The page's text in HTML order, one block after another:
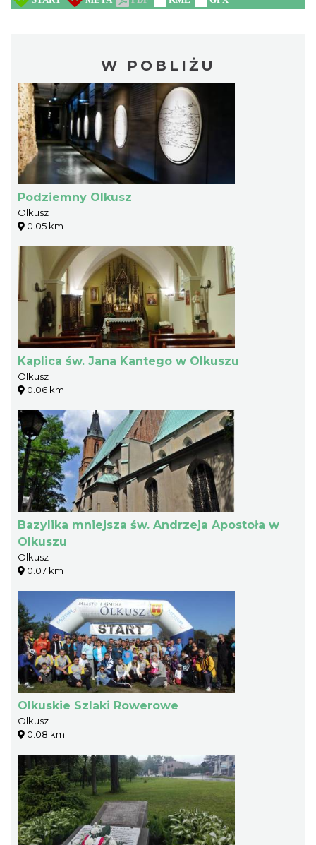
W POBLIŻU
Podziemny Olkusz
Olkusz
0.05 km
Kaplica św. Jana Kantego w Olkuszu
Olkusz
0.06 km
Bazylika mniejsza św. Andrzeja Apostoła w
Olkuszu
Olkusz
0.07 km
Olkuskie Szlaki Rowerowe
Olkusz
0.08 km